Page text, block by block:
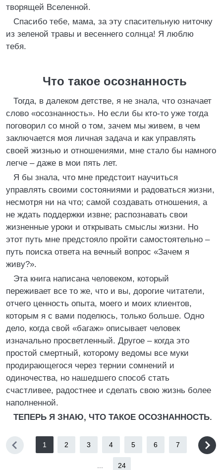
творящей Вселенной.
Спасибо тебе, мама, за эту спасительную ниточку
из зеленой травы и весеннего солнца! Я люблю
тебя.
Что такое осознанность
Тогда, в далеком детстве, я не знала, что означает
слово «осознанность». Но если бы кто-то уже тогда
поговорил со мной о том, зачем мы живем, в чем
заключается моя личная задача и как управлять
своей жизнью и отношениями, мне стало бы намного
легче – даже в мои пять лет.
Я бы знала, что мне предстоит научиться
управлять своими состояниями и радоваться жизни,
несмотря ни на что; самой создавать отношения, а
не ждать поддержки извне; распознавать свои
жизненные уроки и открывать смыслы жизни. Но
этот путь мне предстояло пройти самостоятельно –
путь поиска ответа на вечный вопрос «Зачем я
живу?».
Эта книга написана человеком, который
переживает все то же, что и вы, дорогие читатели,
отчего ценность опыта, моего и моих клиентов,
которым я с вами поделюсь, только больше. Одно
дело, когда свой «багаж» описывает человек
изначально просветленный. Другое – когда это
простой смертный, которому ведомы все муки
продирающегося через тернии сомнений и
одиночества, но нашедшего способ стать
счастливее, радостнее и сделать свою жизнь более
наполненной.
ТЕПЕРЬ Я ЗНАЮ, ЧТО ТАКОЕ ОСОЗНАННОСТЬ.
1 2 3 4 5 6 7
24